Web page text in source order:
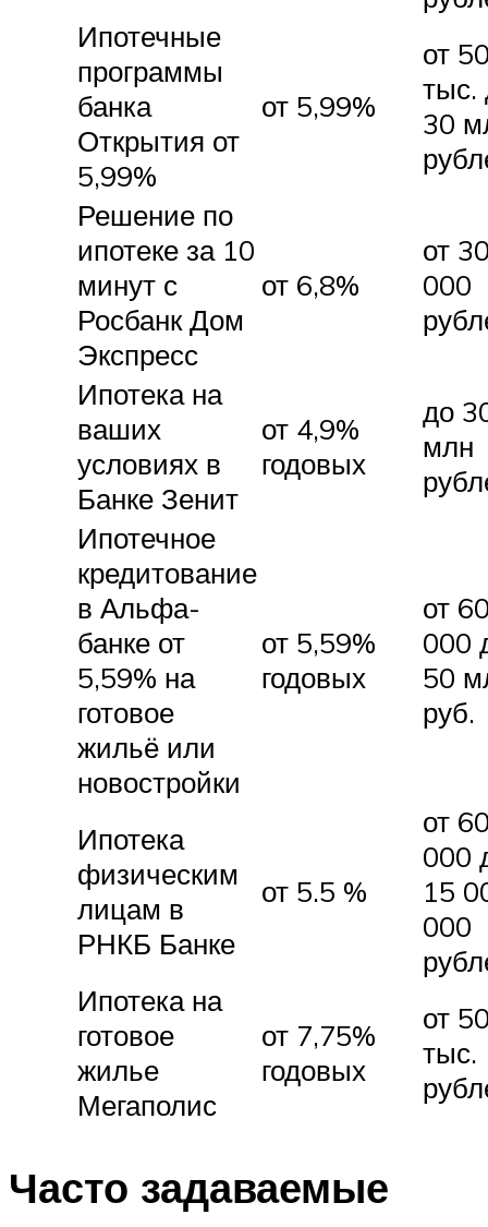
Ипотечные
программы
банка
Открытия от
5,99%
от 5,99%
от
тыс.
30
Решение по
ипотеке за 10
минут с
Росбанк Дом
Экспресс
от 6,8%
от
000
Ипотека на
ваших
условиях в
Банке Зенит
от 4,9%
годовых
до
млн
Ипотечное
кредитование
в Альфа-
банке от
5,59% на
готовое
жильё или
новостройки
от 5,59%
годовых
от
000
50
руб.
Ипотека
физическим
лицам в
РНКБ Банке
от 5.5 %
от
000
15
000
Ипотека на
готовое
жилье
Мегаполис
от 7,75%
годовых
от
тыс.
Часто задаваемые